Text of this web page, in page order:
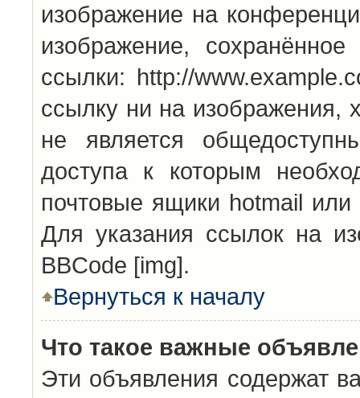
изображение на
изображение,
ссылки: http://
ссылку ни на
не является
доступа к которым
почтовые ящики hotmail
Для указания ссылок на
BBCode [img].
Вернуться к началу
Что такое важные
Эти объявления содержат